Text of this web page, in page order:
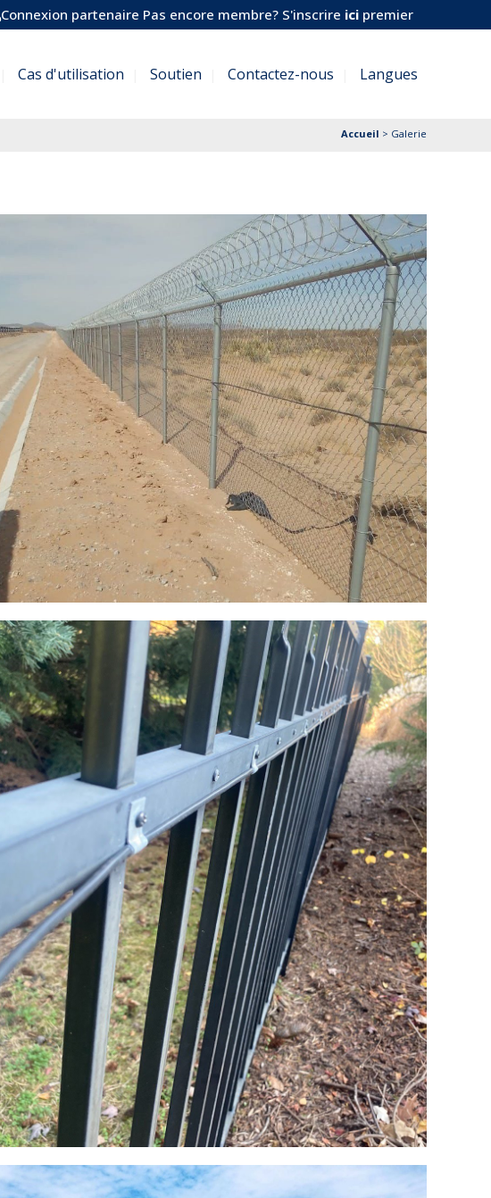
Connexion partenaire Pas encore membre? S'inscrire ici premier
Cas d'utilisation Soutien Contactez-nous Langues
Accueil > Galerie